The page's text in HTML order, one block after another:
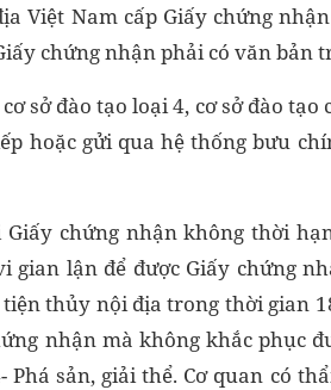
Việt Nam cấp Giấy chứng
chứng nhận phải có văn bản
sở đào tạo loại 4, cơ sở đào tạo
hoặc gửi qua hệ thống bưu
chứng nhận không thời
gian lận để được Giấy chứng
thủy nội địa trong thời gian
nhận mà không khắc phục
sản, giải thể. Cơ quan có